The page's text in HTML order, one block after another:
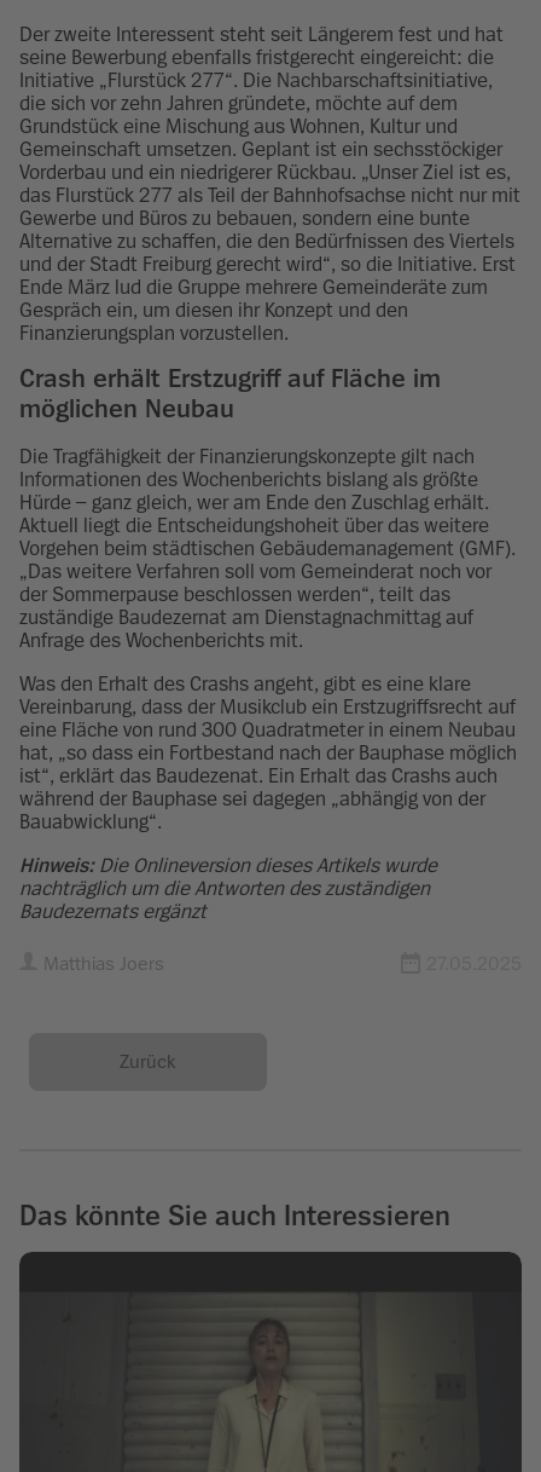
Der zweite Interessent steht seit Längerem fest und hat
seine Bewerbung ebenfalls fristgerecht eingereicht: die
Initiative „Flurstück 277“. Die Nachbarschaftsinitiative,
die sich vor zehn Jahren gründete, möchte auf dem
Grundstück eine Mischung aus Wohnen, Kultur und
Gemeinschaft umsetzen. Geplant ist ein sechsstöckiger
Vorderbau und ein niedrigerer Rückbau. „Unser Ziel ist es,
das Flurstück 277 als Teil der Bahnhofsachse nicht nur mit
Gewerbe und Büros zu bebauen, sondern eine bunte
Alternative zu schaffen, die den Bedürfnissen des Viertels
und der Stadt Freiburg gerecht wird“, so die Initiative. Erst
Ende März lud die Gruppe mehrere Gemeinderäte zum
Gespräch ein, um diesen ihr Konzept und den
Finanzierungsplan vorzustellen.
Crash erhält Erstzugriff auf Fläche im
möglichen Neubau
Die Tragfähigkeit der Finanzierungskonzepte gilt nach
Informationen des Wochenberichts bislang als größte
Hürde – ganz gleich, wer am Ende den Zuschlag erhält.
Aktuell liegt die Entscheidungshoheit über das weitere
Vorgehen beim städtischen Gebäudemanagement (GMF).
„Das weitere Verfahren soll vom Gemeinderat noch vor
der Sommerpause beschlossen werden“, teilt das
zuständige Baudezernat am Dienstagnachmittag auf
Anfrage des Wochenberichts mit.
Was den Erhalt des Crashs angeht, gibt es eine klare
Vereinbarung, dass der Musikclub ein Erstzugriffsrecht auf
eine Fläche von rund 300 Quadratmeter in einem Neubau
hat, „so dass ein Fortbestand nach der Bauphase möglich
ist“, erklärt das Baudezenat. Ein Erhalt das Crashs auch
während der Bauphase sei dagegen „abhängig von der
Bauabwicklung“.
Hinweis:Die Onlineversion dieses Artikels wurde
nachträglich um die Antworten des zuständigen
Baudezernats ergänzt
Matthias Joers
Zurück
Das könnte Sie auch Interessieren